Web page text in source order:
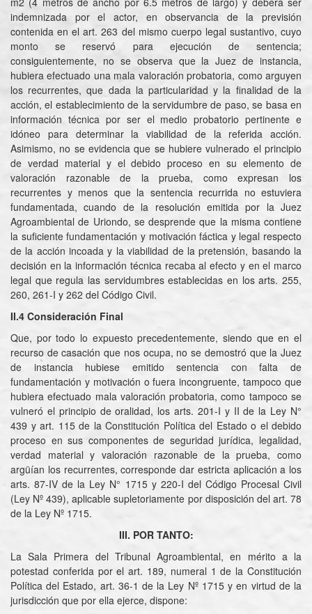
indemnizada por el actor, en observancia de la previsión
contenida en el art. 263 del mismo cuerpo legal sustantivo, cuyo
monto se reservó para ejecución de sentencia;
consiguientemente, no se observa que la Juez de instancia,
hubiera efectuado una mala valoración probatoria, como arguyen
los recurrentes, que dada la particularidad y la finalidad de la
acción, el establecimiento de la servidumbre de paso, se basa en
información técnica por ser el medio probatorio pertinente e
idóneo para determinar la viabilidad de la referida acción.
Asimismo, no se evidencia que se hubiere vulnerado el principio
de verdad material y el debido proceso en su elemento de
valoración razonable de la prueba, como expresan los
recurrentes y menos que la sentencia recurrida no estuviera
fundamentada, cuando de la resolución emitida por la Juez
Agroambiental de Uriondo, se desprende que la misma contiene
la suficiente fundamentación y motivación fáctica y legal respecto
de la acción incoada y la viabilidad de la pretensión, basando la
decisión en la información técnica recaba al efecto y en el marco
legal que regula las servidumbres establecidas en los arts. 255,
260, 261-I y 262 del Código Civil.
II.4 Consideración Final
Que, por todo lo expuesto precedentemente, siendo que en el
recurso de casación que nos ocupa, no se demostró que la Juez
de instancia hubiese emitido sentencia con falta de
fundamentación y motivación o fuera incongruente, tampoco que
hubiera efectuado mala valoración probatoria, como tampoco se
vulneró el principio de oralidad, los arts. 201-I y II de la Ley N°
439 y art. 115 de la Constitución Política del Estado o el debido
proceso en sus componentes de seguridad jurídica, legalidad,
verdad material y valoración razonable de la prueba, como
argüían los recurrentes, corresponde dar estricta aplicación a los
arts. 87-IV de la Ley N° 1715 y 220-I del Código Procesal Civil
(Ley Nº 439), aplicable supletoriamente por disposición del art. 78
de la Ley Nº 1715.
III. POR TANTO:
La Sala Primera del Tribunal Agroambiental, en mérito a la
potestad conferida por el art. 189, numeral 1 de la Constitución
Política del Estado, art. 36-1 de la Ley Nº 1715 y en virtud de la
jurisdicción que por ella ejerce, dispone: